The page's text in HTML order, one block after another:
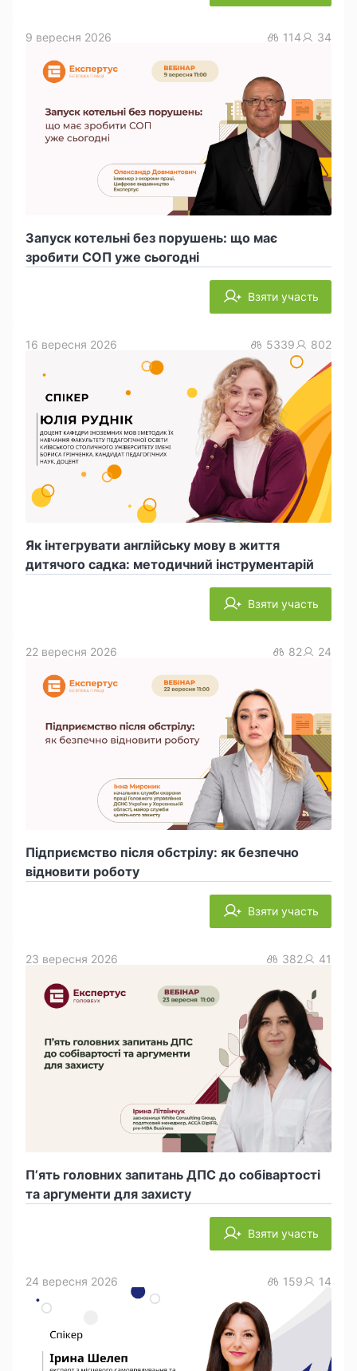
Запуск котельні без порушень: що має
зробити СОП уже сьогодні
9 вересня 2026 114 34
Взяти участь
Як інтегрувати англійську мову в життя
дитячого садка: методичний інструментарій
16 вересня 2026 5339 802
Взяти участь
Підприємство після обстрілу: як безпечно
відновити роботу
22 вересня 2026 82 24
Взяти участь
П’ять головних запитань ДПС до собівартості
та аргументи для захисту
23 вересня 2026 382 41
Взяти участь
24 вересня 2026 159 14